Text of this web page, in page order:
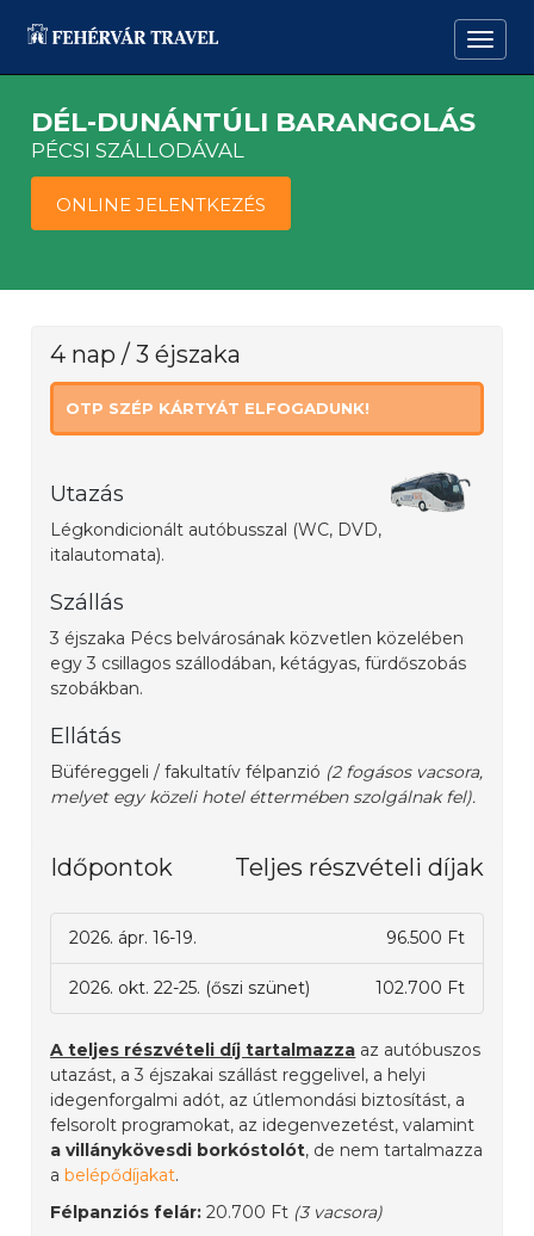
DÉL-DUNÁNTÚLI BARANGOLÁS
PÉCSI SZÁLLODÁVAL
ONLINE JELENTKEZÉS
4 nap / 3 éjszaka
OTP SZÉP KÁRTYÁT ELFOGADUNK!
Utazás
Légkondicionált autóbusszal (WC, DVD,
italautomata).
Szállás
3 éjszaka Pécs belvárosának közvetlen közelében
egy 3 csillagos szállodában, kétágyas, fürdőszobás
szobákban.
Ellátás
Büféreggeli / fakultatív félpanzió (2 fogásos vacsora,
melyet egy közeli hotel éttermében szolgálnak fel).
Időpontok Teljes részvételi díjak
2026. ápr. 16-19. 96.500 Ft
2026. okt. 22-25. (őszi szünet) 102.700 Ft
A teljes részvételi díj tartalmazza az autóbuszos
utazást, a 3 éjszakai szállást reggelivel, a helyi
idegenforgalmi adót, az útlemondási biztosítást, a
felsorolt programokat, az idegenvezetést, valamint
a villánykövesdi borkóstolót, de nem tartalmazza
abelépődíjakat.
Félpanziós felár: 20.700 Ft (3 vacsora)